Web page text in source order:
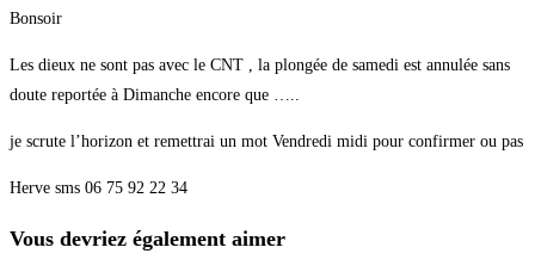
Bonsoir
Les dieux ne sont pas avec le CNT , la plongée de samedi est annulée sans
doute reportée à Dimanche encore que …..
je scrute l’horizon et remettrai un mot Vendredi midi pour confirmer ou pas
Herve sms 06 75 92 22 34
Vous devriez également aimer